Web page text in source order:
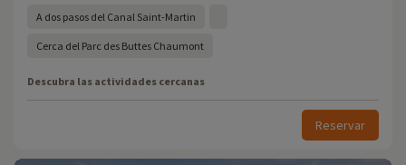
A dos pasos del Canal Saint-Martin
Cerca del Parc des Buttes Chaumont
Descubra las actividades cercanas
Reservar